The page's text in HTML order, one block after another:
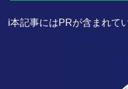
ℹ️本記事にはPRが含まれて